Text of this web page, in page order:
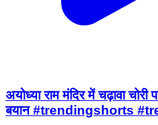
अयोध्या राम मंदिर में चढ़ावा
बयान #trendingshorts